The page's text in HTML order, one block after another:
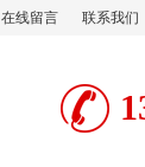
在线留言 联系我们